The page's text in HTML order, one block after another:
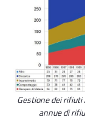
Gestione dei rifiuti
annue di